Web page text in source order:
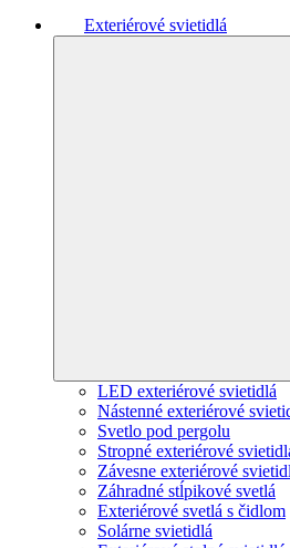
Exteriérové svietidlá
LED exteriérové svietidlá
Nástenné exteriérové
Svetlo pod pergolu
Stropné exteriérové
Závesne exteriérové
Záhradné stĺpikové svetlá
Exteriérové svetlá s čidlom
Solárne svietidlá